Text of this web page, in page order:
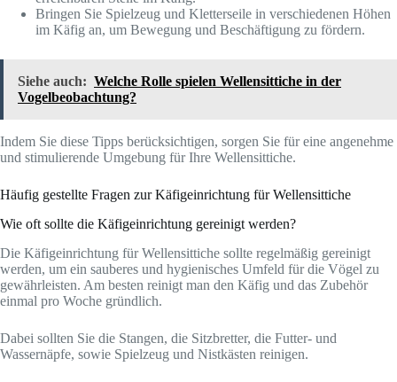
Bringen Sie Spielzeug und Kletterseile in verschiedenen Höhen
im Käfig an, um Bewegung und Beschäftigung zu fördern.
Siehe auch: Welche Rolle spielen Wellensittiche in der
Vogelbeobachtung?
Indem Sie diese Tipps berücksichtigen, sorgen Sie für eine angenehme
und stimulierende Umgebung für Ihre Wellensittiche.
Häufig gestellte Fragen zur Käfigeinrichtung für Wellensittiche
Wie oft sollte die Käfigeinrichtung gereinigt werden?
Die Käfigeinrichtung für Wellensittiche sollte regelmäßig gereinigt
werden, um ein sauberes und hygienisches Umfeld für die Vögel zu
gewährleisten. Am besten reinigt man den Käfig und das Zubehör
einmal pro Woche gründlich.
Dabei sollten Sie die Stangen, die Sitzbretter, die Futter- und
Wassernäpfe, sowie Spielzeug und Nistkästen reinigen.